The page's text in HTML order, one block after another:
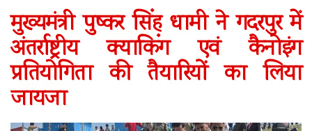
मुख्यमंत्री पुष्कर सिंह धामी ने गदरपुर में
अंतर्राष्ट्रीय क्याकिंग एवं कैनोइंग
प्रतियोगिता की तैयारियों का लिया
जायजा